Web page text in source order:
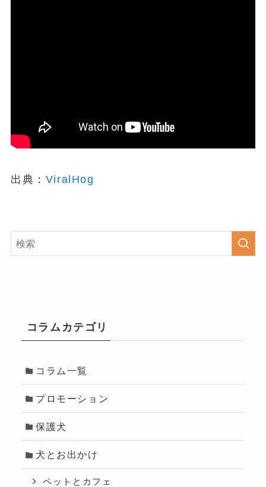
出典： ViralHog
コラムカテゴリ
コラム一覧
プロモーション
保護犬
犬とお出かけ
ペットとカフェ